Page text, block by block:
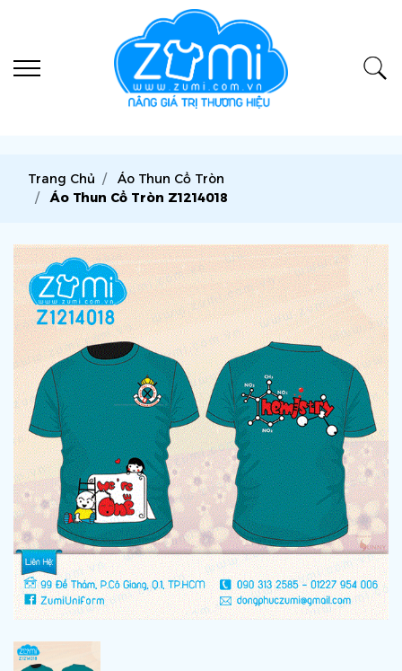
Trang Chủ
Áo Thun Cổ Tròn
Áo Thun Cổ Tròn Z1214018